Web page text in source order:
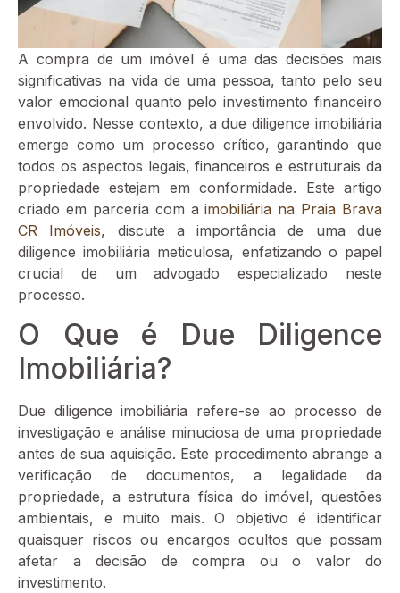
A compra de um imóvel é uma das decisões mais
significativas na vida de uma pessoa, tanto pelo seu
valor emocional quanto pelo investimento financeiro
envolvido. Nesse contexto, a due diligence imobiliária
emerge como um processo crítico, garantindo que
todos os aspectos legais, financeiros e estruturais da
propriedade estejam em conformidade. Este artigo
criado em parceria com aimobiliária na Praia Brava
CR Imóveis, discute a importância de uma due
diligence imobiliária meticulosa, enfatizando o papel
crucial de um advogado especializado neste
processo.
O Que é Due Diligence
Imobiliária?
Due diligence imobiliária refere-se ao processo de
investigação e análise minuciosa de uma propriedade
antes de sua aquisição. Este procedimento abrange a
verificação de documentos, a legalidade da
propriedade, a estrutura física do imóvel, questões
ambientais, e muito mais. O objetivo é identificar
quaisquer riscos ou encargos ocultos que possam
afetar a decisão de compra ou o valor do
investimento.